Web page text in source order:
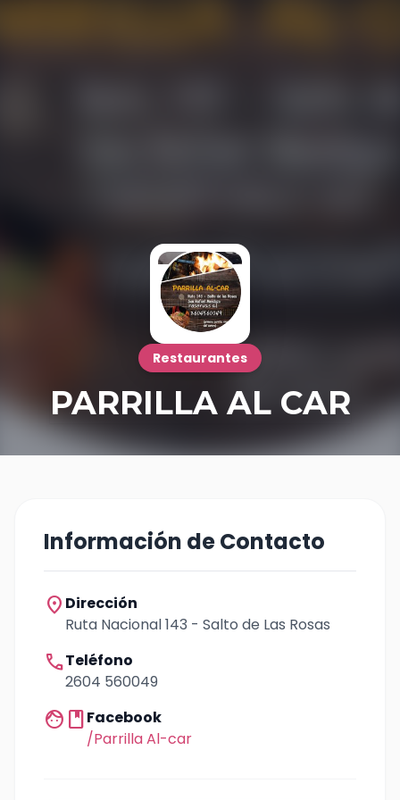
Restaurantes
PARRILLA AL CAR
Información de Contacto
location_on Dirección
Ruta Nacional 143 - Salto de Las Rosas
callTeléfono
2604 560049
facebookFacebook
/Parrilla Al-car